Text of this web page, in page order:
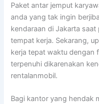
Paket antar jemput
anda yang tak ingin
kendaraan di Jakarta
tempat kerja. Sekarang,
kerja tepat waktu dengan
terpenuhi dikarenakan
rentalanmobil.
Bagi kantor yang hendak